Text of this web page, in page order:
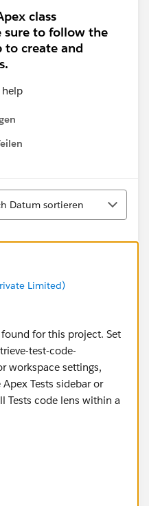
class
sure to follow the
to create and
help
Datum sortieren
Limited)
for this project. Set
test-code-
workspace settings,
Tests sidebar or
Tests code lens within a